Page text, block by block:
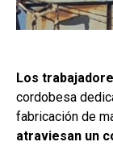
Los
cordobesa
fabricación de
atraviesan un